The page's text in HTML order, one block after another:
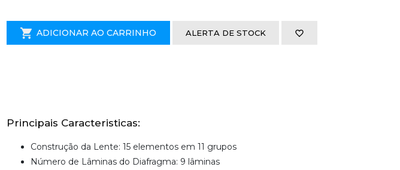
ADICIONAR AO CARRINHO ALERTA DE STOCK
Principais Caracteristicas:
Construção da Lente: 15 elementos em 11 grupos
Número de Lâminas do Diafragma: 9 lâminas